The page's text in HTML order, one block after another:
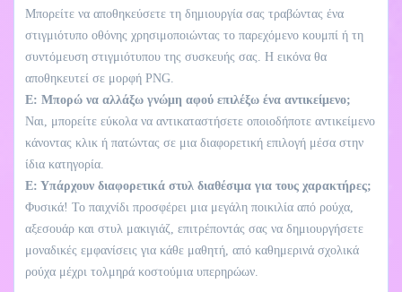
Μπορείτε να αποθηκεύσετε τη δημιουργία σας τραβώντας ένα
στιγμιότυπο οθόνης χρησιμοποιώντας το παρεχόμενο κουμπί ή τη
συντόμευση στιγμιότυπου της συσκευής σας. Η εικόνα θα
αποθηκευτεί σε μορφή PNG.
Ε: Μπορώ να αλλάξω γνώμη αφού επιλέξω ένα αντικείμενο;
Ναι, μπορείτε εύκολα να αντικαταστήσετε οποιοδήποτε αντικείμενο
κάνοντας κλικ ή πατώντας σε μια διαφορετική επιλογή μέσα στην
ίδια κατηγορία.
Ε: Υπάρχουν διαφορετικά στυλ διαθέσιμα για τους χαρακτήρες;
Φυσικά! Το παιχνίδι προσφέρει μια μεγάλη ποικιλία από ρούχα,
αξεσουάρ και στυλ μακιγιάζ, επιτρέποντάς σας να δημιουργήσετε
μοναδικές εμφανίσεις για κάθε μαθητή, από καθημερινά σχολικά
ρούχα μέχρι τολμηρά κοστούμια υπερηρώων.